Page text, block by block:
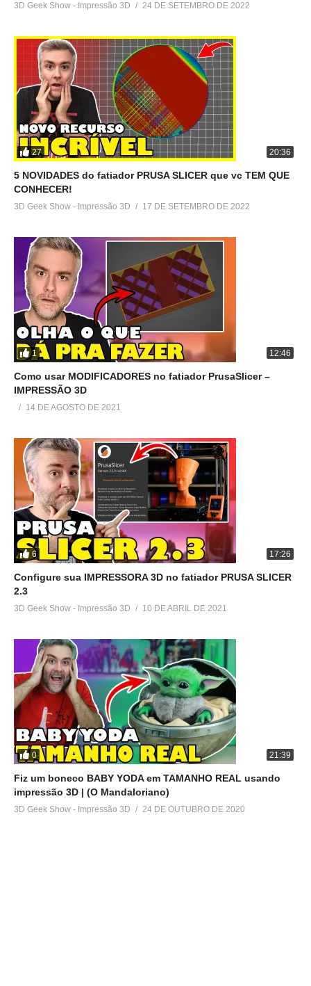
3D Geek Show - Impressão 3D 24 DE SETEMBRO DE 2022
27 20:36
5 NOVIDADES do fatiador PRUSA SLICER que vc TEM QUE
CONHECER!
3D Geek Show - Impressão 3D 17 DE SETEMBRO DE 2022
1 12:46
Como usar MODIFICADORES no fatiador PrusaSlicer –
IMPRESSÃO 3D
14 DE AGOSTO DE 2021
6 17:26
Configure sua IMPRESSORA 3D no fatiador PRUSA SLICER
2.3
3D Geek Show - Impressão 3D 10 DE ABRIL DE 2021
0 21:39
Fiz um boneco BABY YODA em TAMANHO REAL usando
impressão 3D | (O Mandaloriano)
3D Geek Show - Impressão 3D 24 DE OUTUBRO DE 2020